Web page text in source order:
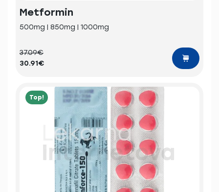
Metformin
500mg | 850mg | 1000mg
37.09€
30.91€
Top!